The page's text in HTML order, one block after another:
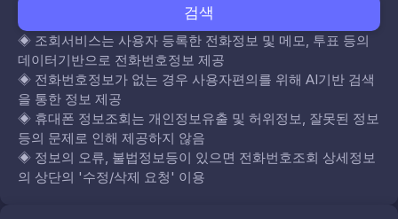
검색
◈ 조회서비스는 사용자 등록한 전화정보 및 메모, 투표 등의
데이터기반으로 전화번호정보 제공
◈ 전화번호정보가 없는 경우 사용자편의를 위해 AI기반 검색
을 통한 정보 제공
◈ 휴대폰 정보조회는 개인정보유출 및 허위정보, 잘못된 정보
등의 문제로 인해 제공하지 않음
◈ 정보의 오류, 불법정보등이 있으면 전화번호조회 상세정보
의 상단의 '수정/삭제 요청' 이용